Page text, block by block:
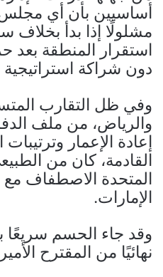
أساسيين بأن أي مجلس
مشلولًا إذا بدأ بخلاف
استقرار المنطقة
دون شراكة
وفي ظل التقارب
والرياض، من ملف
إعادة الإعمار
القادمة، كان من
المتحدة الاصطفاف مع
الإمارات.
وقد جاء الحسم سريعًا
نهائيًا من المقترح